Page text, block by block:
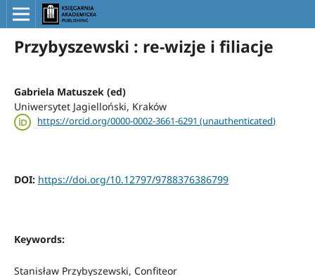
Przybyszewski : re-wizje i filiacje
Gabriela Matuszek (ed)
Uniwersytet Jagielloński, Kraków
https://orcid.org/0000-0002-3661-6291 (unauthenticated)
DOI: https://doi.org/10.12797/9788376386799
Keywords:
Stanisław Przybyszewski, Confiteor